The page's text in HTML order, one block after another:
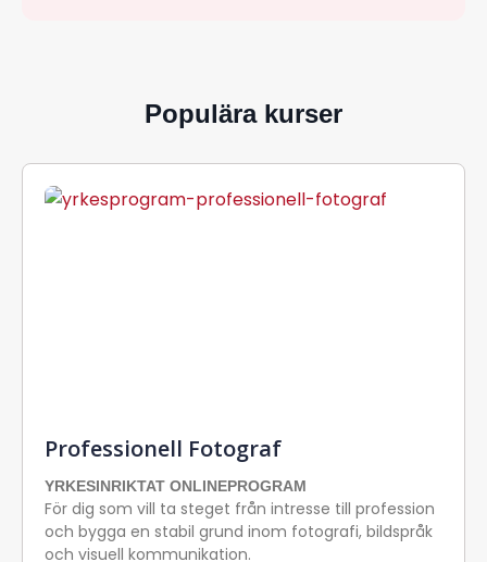
Populära kurser
Professionell Fotograf
YRKESINRIKTAT ONLINEPROGRAM
För dig som vill ta steget från intresse till profession
och bygga en stabil grund inom fotografi, bildspråk
och visuell kommunikation.